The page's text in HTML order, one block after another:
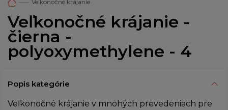
Veľkonočné krájanie
Veľkonočné krájanie -
čierna -
polyoxymethylene - 4
Popis kategórie
Veľkonočné krájanie v mnohých prevedeniach pre